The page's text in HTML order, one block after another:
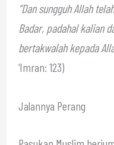
“Dan sungguh Allah
Badar, padahal kalian
bertakwalah kepada
‘Imran: 123)
Jalannya Perang